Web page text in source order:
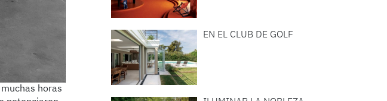
horas
EN EL CLUB DE GOLF